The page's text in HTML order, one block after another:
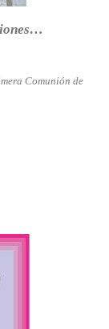
Comunión de